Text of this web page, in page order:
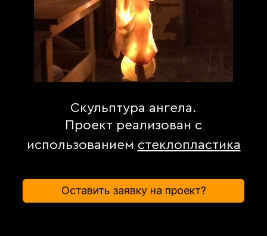
Скульптура ангела.
Проект реализован с
использованием стеклопластика
Оставить заявку на проект?